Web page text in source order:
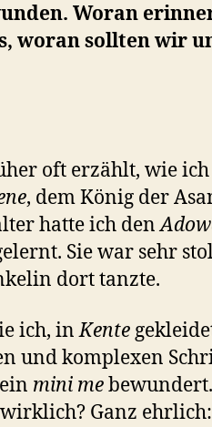
Woran
woran sollten wir
oft erzählt, wie ich
, dem König der
hatte ich den
Sie war sehr
dort tanzte.
ich, inKente
und komplexen
mini mebewundert.
Ganz